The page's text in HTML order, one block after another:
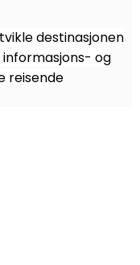
destinasjonen
og
reisende